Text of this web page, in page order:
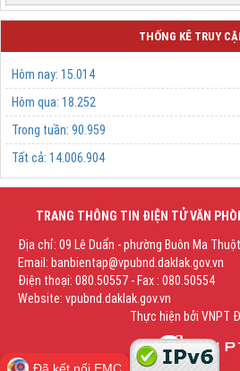
THỐNG KÊ TRUY
Hôm nay: 15.014
Hôm qua: 18.252
Trong tuần: 90.959
Tất cả: 14.006.904
TRANG THÔNG TIN ĐIỆN TỬ VĂN
Địa chỉ: 09 Lê Duẩn - phường Buôn Ma
Email: banbientap@vpubnd.daklak.gov.vn
Điện thoại: 080.50557 - Fax : 080.50554
Website: vpubnd.daklak.gov.vn
Thực hiện bởi VNPT